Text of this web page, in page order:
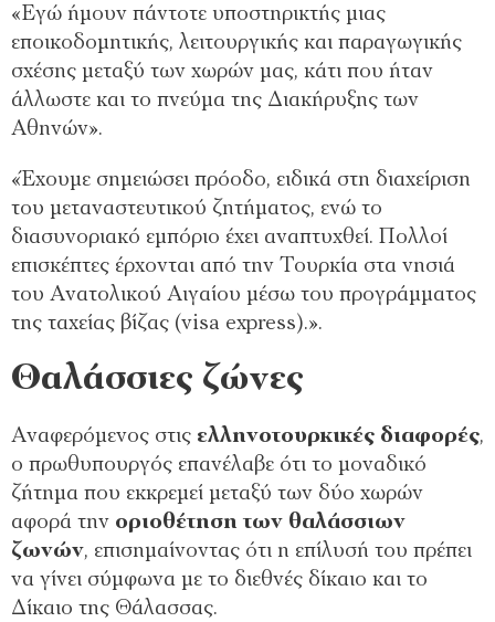
«Εγώ ήμουν πάντοτε υποστηρικτής μιας
εποικοδομητικής, λειτουργικής και παραγωγικής
σχέσης μεταξύ των χωρών μας, κάτι που ήταν
άλλωστε και το πνεύμα της Διακήρυξης των
Αθηνών».
«Έχουμε σημειώσει πρόοδο, ειδικά στη διαχείριση
του μεταναστευτικού ζητήματος, ενώ το
διασυνοριακό εμπόριο έχει αναπτυχθεί. Πολλοί
επισκέπτες έρχονται από την Τουρκία στα νησιά
του Ανατολικού Αιγαίου μέσω του προγράμματος
της ταχείας βίζας (visa express).».
Θαλάσσιες ζώνες
Αναφερόμενος στις ελληνοτουρκικές διαφορές,
ο πρωθυπουργός επανέλαβε ότι το μοναδικό
ζήτημα που εκκρεμεί μεταξύ των δύο χωρών
αφορά την οριοθέτηση των θαλάσσιων
ζωνών, επισημαίνοντας ότι η επίλυσή του πρέπει
να γίνει σύμφωνα με το διεθνές δίκαιο και το
Δίκαιο της Θάλασσας.